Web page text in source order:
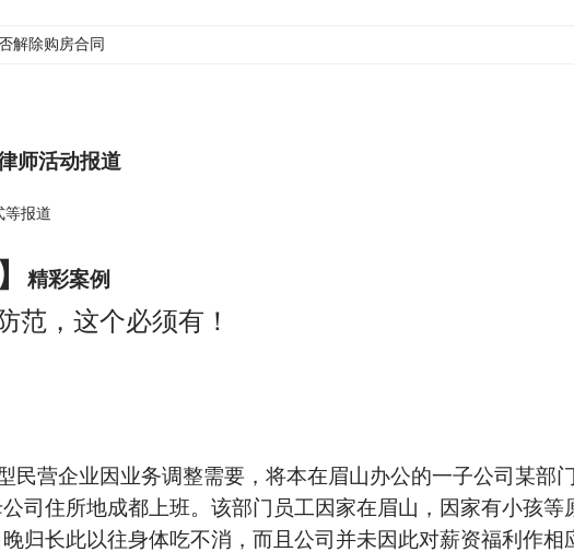
解除购房合同
师活动报道
等报道
】 精彩案例
范，这个必须有！
民营企业因业务调整需要，将本在眉山办公的一子公司某部
司住所地成都上班。该部门员工因家在眉山，因家有小孩等
归长此以往身体吃不消，而且公司并未因此对薪资福利作相